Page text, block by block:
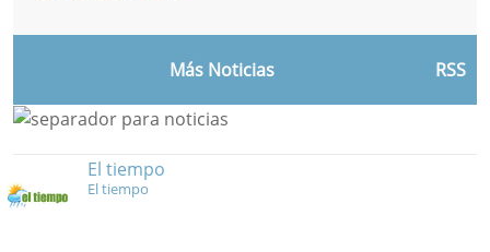
Más Noticias RSS
El tiempo
El tiempo